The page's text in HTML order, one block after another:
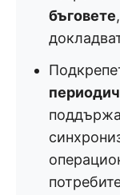
бъговете